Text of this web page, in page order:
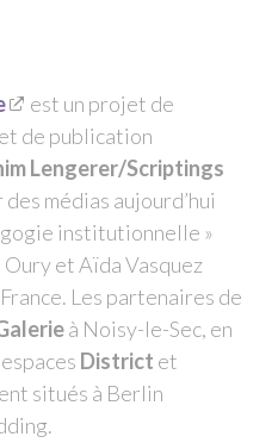
est un projet de
de publication
Lengerer/Scriptings
médias aujourd’hui
institutionnelle »
et Aïda Vasquez
Les partenaires de
à Noisy-le-Sec, en
District et
situés à Berlin